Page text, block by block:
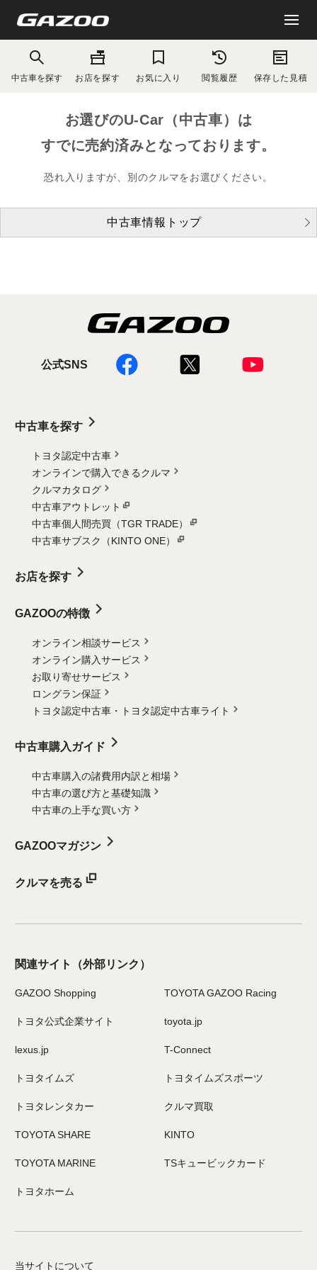
中古車を探す お店を探す お気に入り 閲覧履歴 保存した見積
お選びのU-Car（中古車）は
すでに売約済みとなっております。
恐れ入りますが、別のクルマをお選びください。
中古車情報トップ
公式SNS
中古車を探す
トヨタ認定中古車
オンラインで購入できるクルマ
クルマカタログ
中古車アウトレット
中古車個人間売買（TGR TRADE）
中古車サブスク（KINTO ONE）
お店を探す
GAZOOの特徴
オンライン相談サービス
オンライン購入サービス
お取り寄せサービス
ロングラン保証
トヨタ認定中古車・
トヨタ認定中古車ライト
中古車購入ガイド
中古車購入の諸費用内訳と相場
中古車の選び方と基礎知識
中古車の上手な買い方
GAZOOマガジン
クルマを売る
関連サイト （外部リンク）
GAZOO Shopping TOYOTA GAZOO Racing
トヨタ公式企業サイト toyota.jp
lexus.jp T-Connect
トヨタイムズ トヨタイムズスポーツ
トヨタレンタカー クルマ買取
TOYOTA SHARE KINTO
TOYOTA MARINE TSキュービックカード
トヨタホーム
当サイトについて